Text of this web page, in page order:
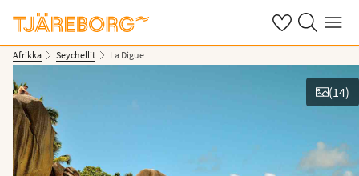
OmatHaku Valikko
Afrikka Seychellit La Digue
(14)